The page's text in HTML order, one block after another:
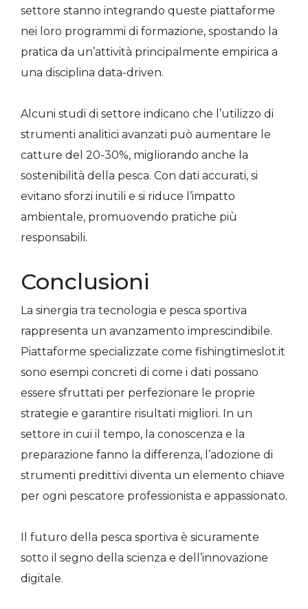
settore stanno integrando queste piattaforme
nei loro programmi di formazione, spostando la
pratica da un’attività principalmente empirica a
una disciplina data-driven.
Alcuni studi di settore indicano che l’utilizzo di
strumenti analitici avanzati può aumentare le
catture del 20-30%, migliorando anche la
sostenibilità della pesca. Con dati accurati, si
evitano sforzi inutili e si riduce l’impatto
ambientale, promuovendo pratiche più
responsabili.
Conclusioni
La sinergia tra tecnologia e pesca sportiva
rappresenta un avanzamento imprescindibile.
Piattaforme specializzate come fishingtimeslot.it
sono esempi concreti di come i dati possano
essere sfruttati per perfezionare le proprie
strategie e garantire risultati migliori. In un
settore in cui il tempo, la conoscenza e la
preparazione fanno la differenza, l’adozione di
strumenti predittivi diventa un elemento chiave
per ogni pescatore professionista e appassionato.
Il futuro della pesca sportiva è sicuramente
sotto il segno della scienza e dell’innovazione
digitale.